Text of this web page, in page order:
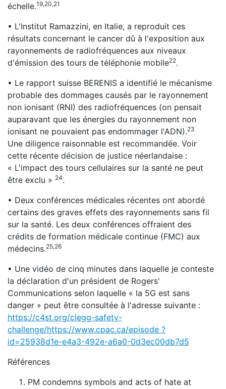
échelle.19,20,21
• L'Institut Ramazzini, en Italie, a reproduit ces
résultats concernant le cancer dû à l'exposition aux
rayonnements de radiofréquences aux niveaux
d'émission des tours de téléphonie mobile22.
• Le rapport suisse BERENIS a identifié le mécanisme
probable des dommages causés par le rayonnement
non ionisant (RNI) des radiofréquences (on pensait
auparavant que les énergies du rayonnement non
ionisant ne pouvaient pas endommager l'ADN).23
Une diligence raisonnable est recommandée. Voir
cette récente décision de justice néerlandaise :
« L'impact des tours cellulaires sur la santé ne peut
être exclu » 24.
• Deux conférences médicales récentes ont abordé
certains des graves effets des rayonnements sans fil
sur la santé. Les deux conférences offraient des
crédits de formation médicale continue (FMC) aux
médecins.25,26
• Une vidéo de cinq minutes dans laquelle je conteste
la déclaration d'un président de Rogers'
Communications selon laquelle « la 5G est sans
danger » peut être consultée à l'adresse suivante :
https://c4st.org/clegg-safety-
challenge/https://www.cpac.ca/episode ?
id=25938d1e-e4a3-492e-a6a0-0d3ec00db7d5
Références
PM condemns symbols and acts of hate at